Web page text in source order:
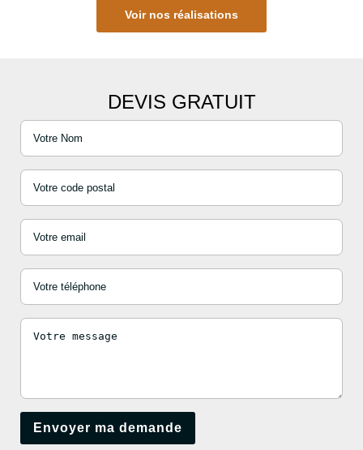
Voir nos réalisations
DEVIS GRATUIT